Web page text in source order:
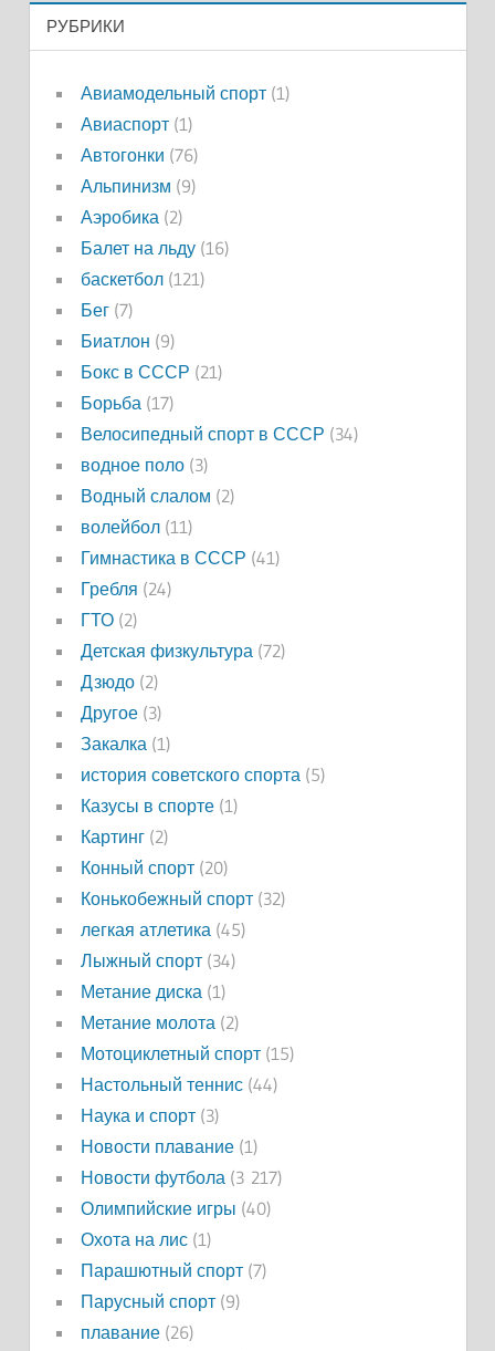
РУБРИКИ
Авиамодельный спорт(1)
Авиаспорт(1)
Автогонки (76)
Альпинизм (9)
Аэробика(2)
Балет на льду(16)
баскетбол(121)
Бег(7)
Биатлон (9)
Бокс в СССР (21)
Борьба(17)
Велосипедный спорт в СССР (34)
водное поло(3)
Водный слалом (2)
волейбол(11)
Гимнастика в СССР (41)
Гребля (24)
ГТО(2)
Детская физкультура(72)
Дзюдо(2)
Другое(3)
Закалка(1)
история советского спорта(5)
Казусы в спорте(1)
Картинг(2)
Конный спорт(20)
Конькобежный спорт(32)
легкая атлетика(45)
Лыжный спорт(34)
Метание диска(1)
Метание молота(2)
Мотоциклетный спорт(15)
Настольный теннис(44)
Наука и спорт(3)
Новости плавание(1)
Новости футбола(3 217)
Олимпийские игры (40)
Охота на лис(1)
Парашютный спорт(7)
Парусный спорт(9)
плавание(26)